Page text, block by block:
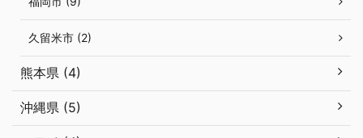
久留米市 (2)
熊本県 (4)
沖縄県 (5)